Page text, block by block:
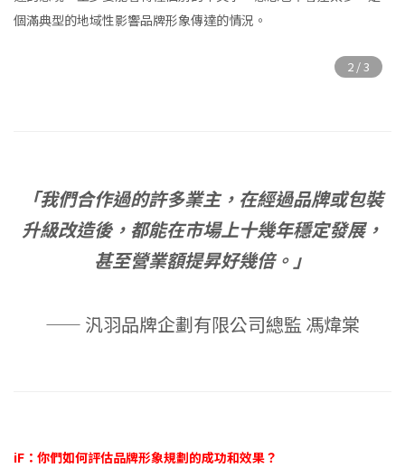
個滿典型的地域性影響品牌形象傳達的情況。
「我們合作過的許多業主，在經過品牌或包裝
升級改造後，都能在市場上十幾年穩定發展，
甚至營業額提昇好幾倍。」
—— 汎羽品牌企劃有限公司總監 馮煒棠
iF：你們如何評估品牌形象規劃的成功和效果？